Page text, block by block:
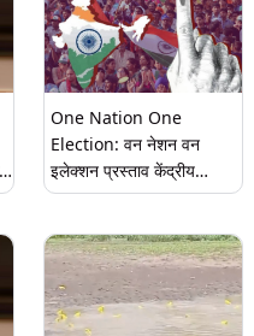
One Nation One
Election: वन नेशन वन
इलेक्शन प्रस्ताव केंद्रीय
मंत्रिमंडळाकडून मंजूर केले